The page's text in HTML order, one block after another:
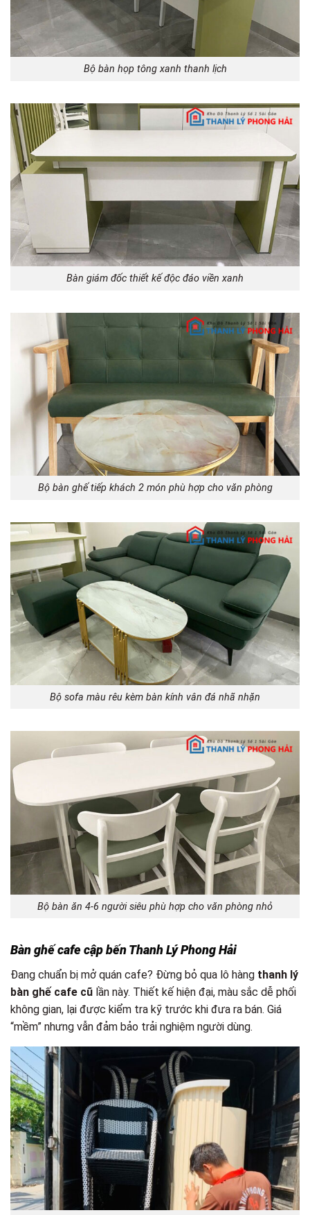
Bộ bàn họp tông xanh thanh lịch
Bàn giám đốc thiết kế độc đáo viền xanh
Bộ bàn ghế tiếp khách 2 món phù hợp cho văn phòng
Bộ sofa màu rêu kèm bàn kính vân đá nhã nhặn
Bộ bàn ăn 4-6 người siêu phù hợp cho văn phòng nhỏ
Bàn ghế cafe cập bến Thanh Lý Phong Hải
Đang chuẩn bị mở quán cafe? Đừng bỏ qua lô hàng thanh lý
bàn ghế cafe cũ lần này. Thiết kế hiện đại, màu sắc dễ phối
không gian, lại được kiểm tra kỹ trước khi đưa ra bán. Giá
“mềm” nhưng vẫn đảm bảo trải nghiệm người dùng.